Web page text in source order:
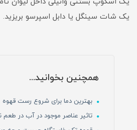
یک شات سینگل یا دابل اسپرسو بریزید.
همچنین بخوانید...
بهترین دما برای شروع رست قهوه
تاثیر عناصر موجود در آب در طعم